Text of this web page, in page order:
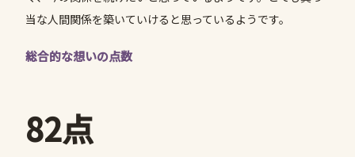
当な人間関係を築いていけると思っているようです。
総合的な想いの点数
82点